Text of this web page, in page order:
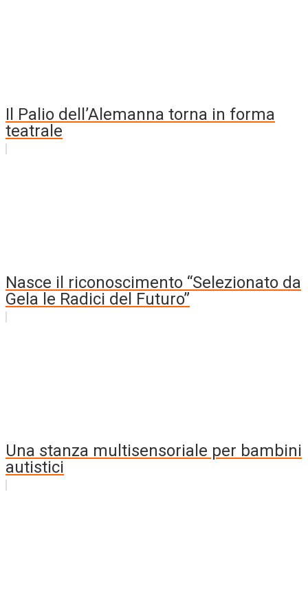
Il Palio dell’Alemanna torna in forma
teatrale
Nasce il riconoscimento “Selezionato da
Gela le Radici del Futuro”
Una stanza multisensoriale per bambini
autistici